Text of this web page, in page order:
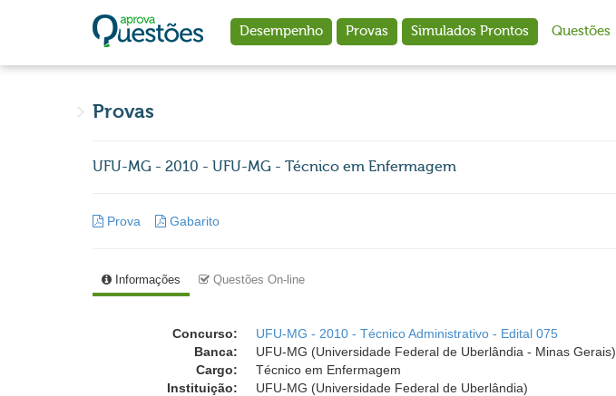
Desempenho Provas Simulados Prontos Questões
Provas
UFU-MG - 2010 - UFU-MG - Técnico em Enfermagem
Prova Gabarito
Informações Questões On-line
Concurso:
UFU-MG - 2010 - Técnico Administrativo - Edital 075
Banca:
UFU-MG (Universidade Federal de Uberlândia - Minas Gerais)
Cargo:
Técnico em Enfermagem
Instituição:
UFU-MG (Universidade Federal de Uberlândia)